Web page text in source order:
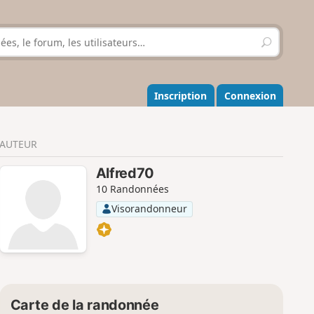
R
e
h
e
r
r
Inscription Connexion
AUTEUR
Alfred70
10 Randonnées
Visorandonneur
Carte de la randonnée